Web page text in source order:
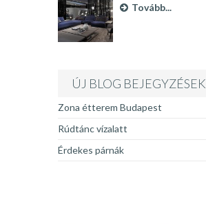
BUDAPEST
Tovább...
ÚJ BLOG BEJEGYZÉSEK
Zona étterem Budapest
Rúdtánc vízalatt
Érdekes párnák